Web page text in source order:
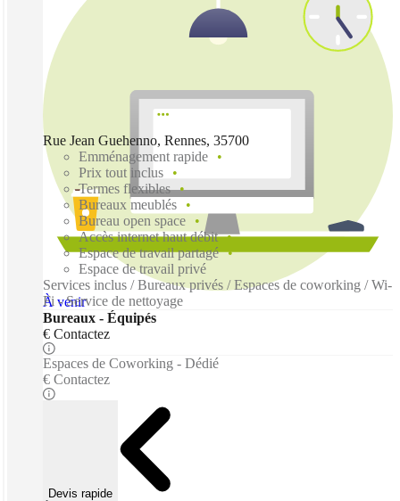
À venir
Rue Jean Guehenno, Rennes, 35700
Emménagement rapide
Prix tout inclus
Termes flexibles
Bureaux meublés
Bureau open space
Accès internet haut débit
Espace de travail partagé
Espace de travail privé
Services inclus / Bureaux privés / Espaces de coworking / Wi-
Fi - Service de nettoyage
Bureaux - Équipés
€ Contactez
Espaces de Coworking - Dédié
€ Contactez
Devis rapide